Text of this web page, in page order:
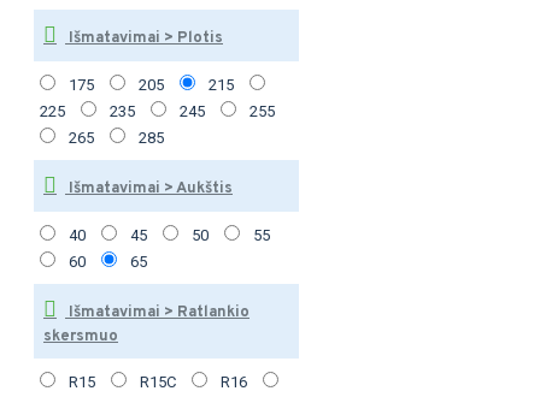
Išmatavimai > Plotis
175 205
215
225
235 245
255
265
285
Išmatavimai > Aukštis
40 45 50
55
60
65
Išmatavimai > Ratlankio
skersmuo
R15 R15C
R16